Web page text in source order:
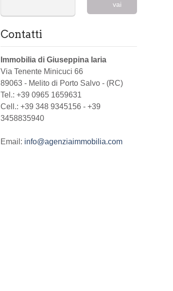
vai
Contatti
Immobilia di Giuseppina Iaria
Via Tenente Minicuci 66
89063 - Melito di Porto Salvo - (RC)
Tel.: +39 0965 1659631
Cell.: +39 348 9345156 - +39
3458835940
Email: info@agenziaimmobilia.com